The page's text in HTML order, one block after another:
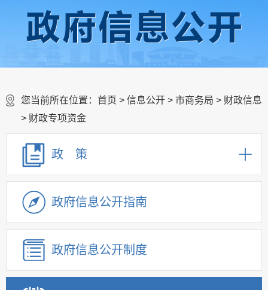
您当前所在位置： 首页 > 信息公开 > 市商务局 > 财政信息
> 财政专项资金
政 策
政府信息公开指南
政府信息公开制度